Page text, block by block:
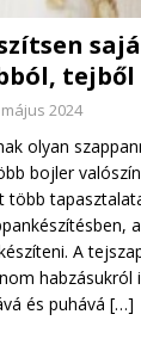
tejből
május 2024
olyan
bojler
több
A
habzásukról
és puhává […]